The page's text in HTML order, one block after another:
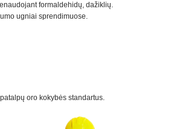
formaldehidų, dažiklių.
ugniai sprendimuose.
oro kokybės standartus.